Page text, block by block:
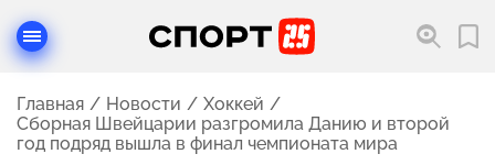
Главная Новости
Хоккей
Сборная Швейцарии разгромила Данию и второй
год подряд вышла в финал чемпионата мира